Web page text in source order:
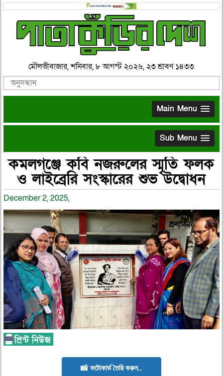
মৌলভীবাজার, শনিবার, ৮ আগস্ট ২০২৬, ২৩ শ্রাবণ ১৪৩৩
Main Menu
Sub Menu
কমলগঞ্জে কবি নজরুলের স্মৃতি ফলক
ও লাইব্রেরি সংস্কারের শুভ উদ্বোধন
December 2, 2025,
📸 ফটোকার্ড তৈরি করুন..